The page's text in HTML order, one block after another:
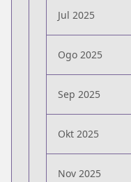
Jul 2025
Ogo 2025
Sep 2025
Okt 2025
Nov 2025